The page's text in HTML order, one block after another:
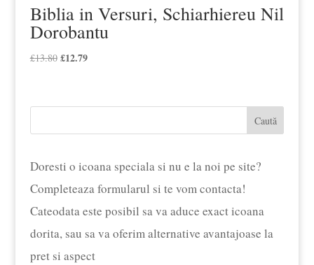
Biblia in Versuri, Schiarhiereu Nil
Dorobantu
£13.80 Prețul
fost:
£12.79Prețul
£12.79.
Caută
Doresti o icoana speciala si nu e la noi pe site?
Completeaza formularul si te vom contacta!
Cateodata este posibil sa va aduce exact icoana
dorita, sau sa va oferim alternative avantajoase la
pret si aspect